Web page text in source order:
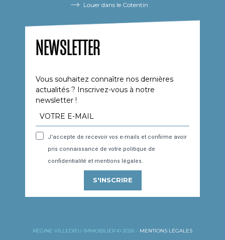
Louer dans le Cotentin
NEWSLETTER
Vous souhaitez connaître nos dernières
actualités ? Inscrivez-vous à notre
newsletter !
J'accepte de recevoir vos e-mails et confirme avoir
pris connaissance de votre politique de
confidentialité et mentions légales.
S'INSCRIRE
RÉGINE VILLEDIEU IMMOBILIER © 2026 - MENTIONS LÉGALES